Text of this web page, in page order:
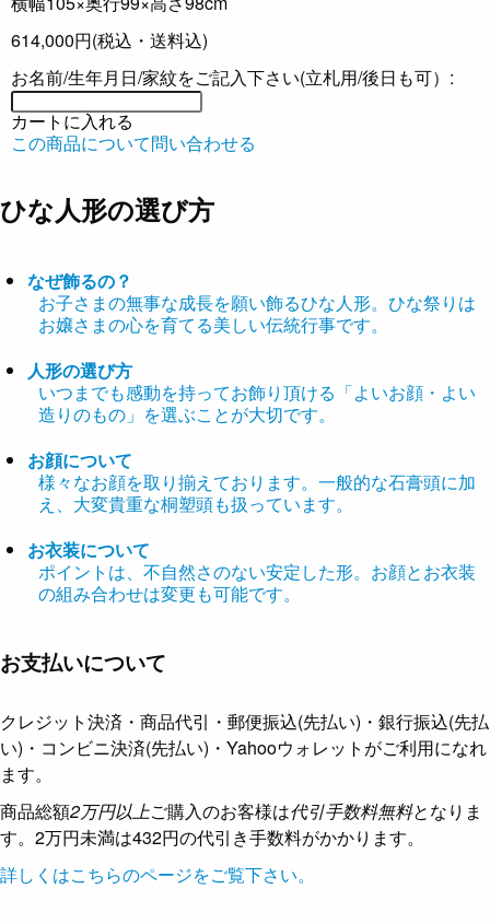
614,000円(税込・送料込)
お名前/生年月日/家紋をご記入下さい(立札用/後日も可）:
カートに入れる
この商品について問い合わせる
ひな人形の選び方
なぜ飾るの？
お子さまの無事な成長を願い飾るひな人形。ひな祭りは
お嬢さまの心を育てる美しい伝統行事です。
人形の選び方
いつまでも感動を持ってお飾り頂ける「よいお顔・よい
造りのもの」を選ぶことが大切です。
お顔について
様々なお顔を取り揃えております。一般的な石膏頭に加
え、大変貴重な桐塑頭も扱っています。
お衣装について
ポイントは、不自然さのない安定した形。お顔とお衣装
の組み合わせは変更も可能です。
お支払いについて
クレジット決済・商品代引・郵便振込(先払い)・銀行振込(先払
い)・コンビニ決済(先払い)・Yahooウォレットがご利用になれ
ます。
商品総額2万円以上ご購入のお客様は代引手数料無料となりま
す。2万円未満は432円の代引き手数料がかかります。
詳しくはこちらのページをご覧下さい。